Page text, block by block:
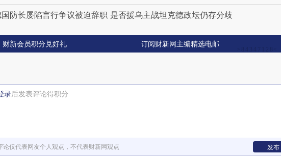
防长屡陷言行争议被迫辞职 是否援乌主战坦克德政坛仍存分歧
财新会员积分兑好礼 订阅财新网主编精选电邮
录后发表评论得积分
论仅代表网友个人观点，不代表财新网观点 发布